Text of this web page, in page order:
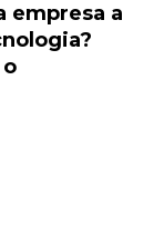
empresa a
o